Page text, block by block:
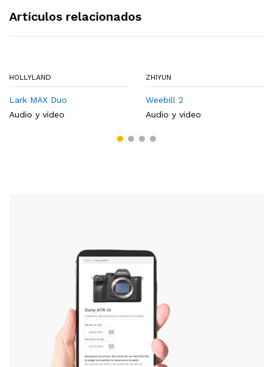
Artículos relacionados
HOLLYLAND
Lark MAX Duo
Audio y video
ZHIYUN
Weebill 2
Audio y video